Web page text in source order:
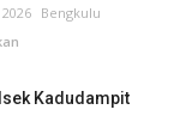
Bengkulu
Kadudampit